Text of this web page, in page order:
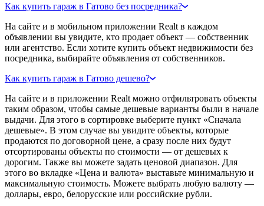
Как купить гараж в Гатово без посредника?
На сайте и в мобильном приложении Realt в каждом
объявлении вы увидите, кто продает объект — собственник
или агентство. Если хотите купить объект недвижимости без
посредника, выбирайте объявления от собственников.
Как купить гараж в Гатово дешево?
На сайте и в приложении Realt можно отфильтровать объекты
таким образом, чтобы самые дешевые варианты были в начале
выдачи. Для этого в сортировке выберите пункт «Сначала
дешевые». В этом случае вы увидите объекты, которые
продаются по договорной цене, а сразу после них будут
отсортированы объекты по стоимости — от дешевых к
дорогим. Также вы можете задать ценовой диапазон. Для
этого во вкладке «Цена и валюта» выставьте минимальную и
максимальную стоимость. Можете выбрать любую валюту —
доллары, евро, белорусские или российские рубли.